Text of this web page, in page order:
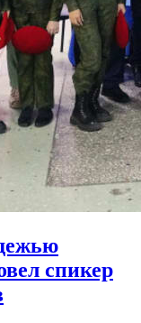
спикер